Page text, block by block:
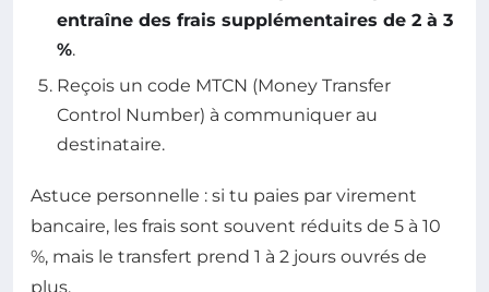
entraîne des frais supplémentaires de 2 à 3
%.
Reçois un code MTCN (Money Transfer
Control Number) à communiquer au
destinataire.
Astuce personnelle : si tu paies par virement
bancaire, les frais sont souvent réduits de 5 à 10
%, mais le transfert prend 1 à 2 jours ouvrés de
plus.